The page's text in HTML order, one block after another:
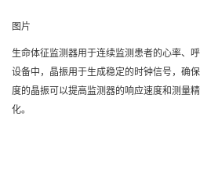
图片
生命体征监测器用于连续监测患者的心率、
设备中，晶振用于生成稳定的时钟信号，确
度的晶振可以提高监测器的响应速度和测量
化。